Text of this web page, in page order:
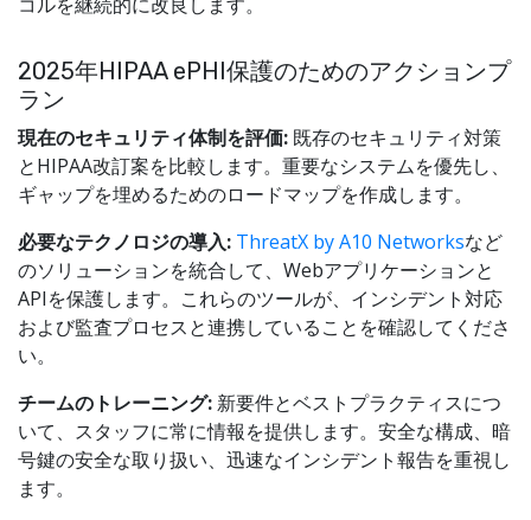
2025年HIPAA ePHI保護のためのアクションプ
ラン
現在のセキュリティ体制を評価: 既存のセキュリティ対策
とHIPAA改訂案を比較します。重要なシステムを優先し、
ギャップを埋めるためのロードマップを作成します。
必要なテクノロジの導入: ThreatX by A10 Networksなど
のソリューションを統合して、Webアプリケーションと
APIを保護します。これらのツールが、インシデント対応
および監査プロセスと連携していることを確認してくださ
い。
チームのトレーニング: 新要件とベストプラクティスにつ
いて、スタッフに常に情報を提供します。安全な構成、暗
号鍵の安全な取り扱い、迅速なインシデント報告を重視し
ます。